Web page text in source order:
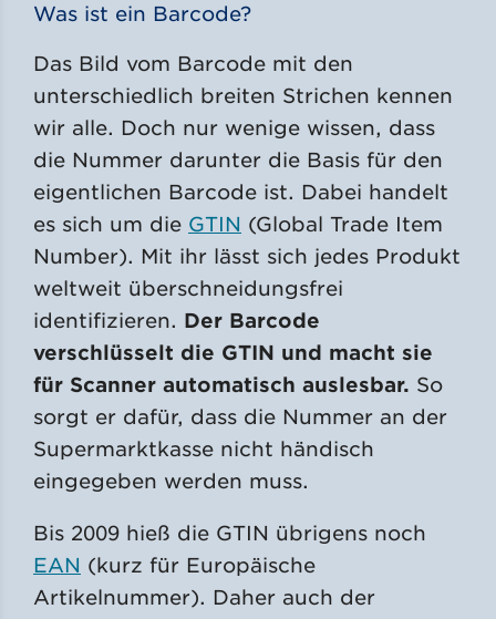
Was ist ein Barcode?
Das Bild vom Barcode mit den
unterschiedlich breiten Strichen kennen
wir alle. Doch nur wenige wissen, dass
die Nummer darunter die Basis für den
eigentlichen Barcode ist. Dabei handelt
es sich um die GTIN (Global Trade Item
Number). Mit ihr lässt sich jedes Produkt
weltweit überschneidungsfrei
identifizieren. Der Barcode
verschlüsselt die GTIN und macht sie
für Scanner automatisch auslesbar. So
sorgt er dafür, dass die Nummer an der
Supermarktkasse nicht händisch
eingegeben werden muss.
Bis 2009 hieß die GTIN übrigens noch
EAN (kurz für Europäische
Artikelnummer). Daher auch der